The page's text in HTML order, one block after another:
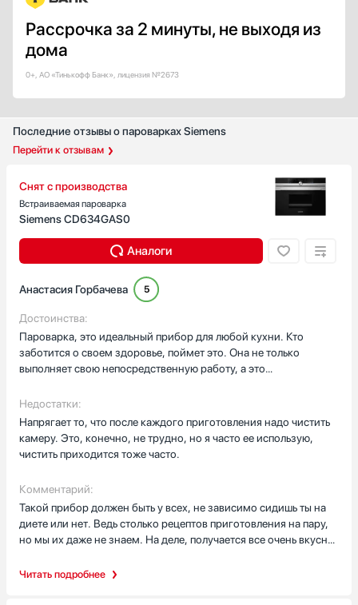
Рассрочка за 2 минуты, не выходя из
дома
0+, АО «Тинькофф Банк», лицензия №2673
Последние отзывы о пароварках Siemens
Перейти к отзывам
Снят с производства
Встраиваемая пароварка
Siemens CD634GAS0
Аналоги
Читать подробнее
Анастасия Горбачева 5
Достоинства:
Пароварка, это идеальный прибор для любой кухни. Кто
заботится о своем здоровье, поймет это. Она не только
выполняет свою непосредственную работу, а это
интерьере любой кухни. Она классно работает. В последствие,
легко чистится. А еще, она полностью безопасна в работе. В
интерьере отлично смотрится рядом с духовым шкафом или
встраиваемой микроволновой печью. Встраивается прибор
легко, главное, чтоб ниша ей подходила. Я, однозначно ее
Недостатки:
Напрягает то, что после каждого приготовления надо чистить
камеру. Это, конечно, не трудно, но я часто ее использую,
чистить приходится тоже часто.
Комментарий:
Такой прибор должен быть у всех, не зависимо сидишь ты на
диете или нет. Ведь столько рецептов приготовления на пару,
но мы их даже не знаем. На деле, получается все очень вкусно.
даже просят приготовить, например, котлетки на пару. Они